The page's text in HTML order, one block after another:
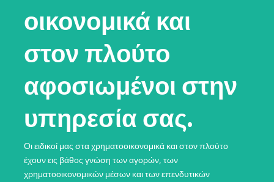
οικονομικά και
στον πλούτο
αφοσιωμένοι στην
υπηρεσία σας.
Οι ειδικοί μας στα χρηματοοικονομικά και στον πλούτο
έχουν εις βάθος γνώση των αγορών, των
χρηματοοικονομικών μέσων και των επενδυτικών